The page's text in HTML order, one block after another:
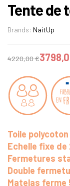
Tente de
Brands: NaitUp
4220,00€
Toile polycoton
Echelle fixe de
Fermetures
Double
Matelas ferme